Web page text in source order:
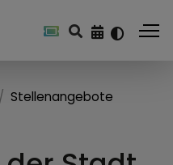
Stellenangebote